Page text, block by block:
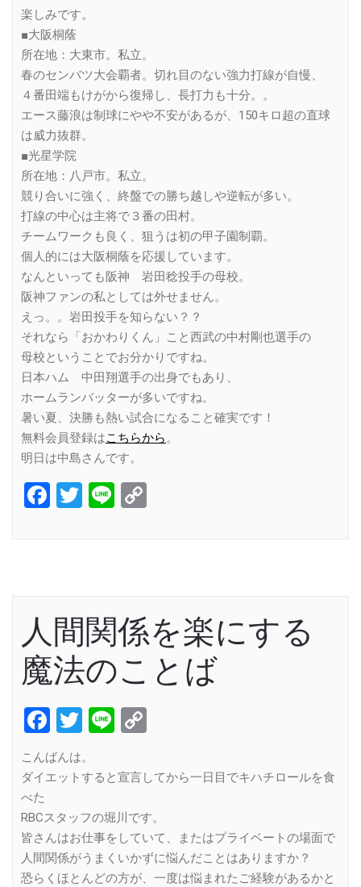
楽しみです。
■大阪桐蔭
所在地：大東市。私立。
春のセンバツ大会覇者。切れ目のない強力打線が自慢、
４番田端もけがから復帰し、長打力も十分。。
エース藤浪は制球にやや不安があるが、150キロ超の直球
は威力抜群。
■光星学院
所在地：八戸市。私立。
競り合いに強く、終盤での勝ち越しや逆転が多い。
打線の中心は主将で３番の田村。
チームワークも良く、狙うは初の甲子園制覇。
個人的には大阪桐蔭を応援しています。
なんといっても阪神 岩田稔投手の母校。
阪神ファンの私としては外せません。
えっ。。岩田投手を知らない？？
それなら「おかわりくん」こと西武の中村剛也選手の
母校ということでお分かりですね。
日本ハム 中田翔選手の出身でもあり、
ホームランバッターが多いですね。
暑い夏、決勝も熱い試合になること確実です！
無料会員登録はこちらから 。
明日は中島さんです。
Facebook
Twitter
Line
人間関係を楽にする
魔法のことば
Facebook
Twitter
Line
こんばんは。
ダイエットすると宣言してから一日目でキハチロールを食
べた
RBCスタッフの堀川です。
皆さんはお仕事をしていて、またはプライベートの場面で
人間関係がうまくいかずに悩んだことはありますか？
恐らくほとんどの方が、一度は悩まれたご経験があるかと